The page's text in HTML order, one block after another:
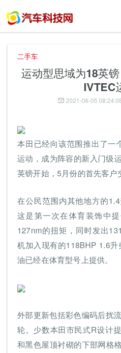
二手车
运动型思域为18英
IVTEC
2021-06-05
本田已经向该范围推出了一
运动，成为阵容的新入门级
英镑开始，5月份的首先客户
在公民范围内其他地方的
这是第一次在体育装饰中
127nm的扭矩，同时发出
机加入现有的118BHP 1.6
油已经在体育型号上提供。
外部更新包括彩色编码后扰
轮。少数本田市民式R设计
和黑色屋顶衬砌的下部网格